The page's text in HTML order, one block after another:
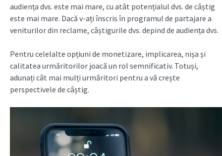
audiența dvs. este mai mare, cu atât potențialul dvs. de câștig
este mai mare. Dacă v-ați înscris în programul de partajare a
veniturilor din reclame, câștigurile dvs. depind de audiența dvs.
Pentru celelalte opțiuni de monetizare, implicarea, nișa și
calitatea urmăritorilor joacă un rol semnificativ. Totuși,
adunați cât mai mulți urmăritori pentru a vă crește
perspectivele de câștig.